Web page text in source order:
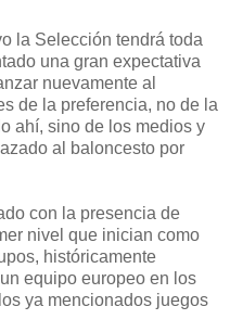
la Selección tendrá toda
una gran expectativa
nuevamente al
de la preferencia, no de la
ahí, sino de los medios y
al baloncesto por
con la presencia de
nivel que inician como
históricamente
equipo europeo en los
ya mencionados juegos